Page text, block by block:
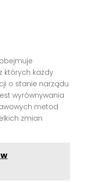
których każdy
o stanie narządu
wyrównywania
metod
zmian